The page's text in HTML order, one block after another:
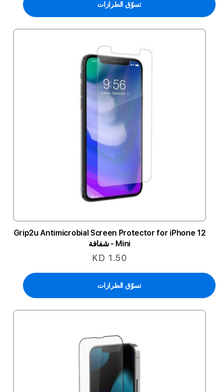
تسوّق الطرازات
Grip2u Antimicrobial Screen Protector for iPhone 12
Mini - شفافة
KD 1.50
تسوّق الطرازات